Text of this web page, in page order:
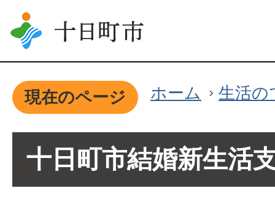
現在のページ ホーム 生活の
十日町市結婚新生活